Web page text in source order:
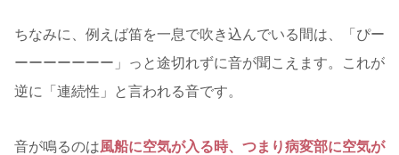
ちなみに、例えば笛を一息で吹き込んでいる間は、「ぴー
ーーーーーーー」っと途切れずに音が聞こえます。これが
逆に「連続性」と言われる音です。
音が鳴るのは風船に空気が入る時、つまり病変部に空気が